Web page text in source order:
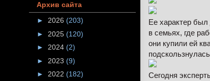
Ее характер был
в семьях, где
они купили ей
Сегодня
Архив сайта
► 2026 (203)
► 2025 (120)
► 2024 (2)
► 2023 (9)
► 2022 (182)